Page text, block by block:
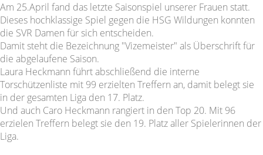
Am 25.April fand das letzte Saisonspiel unserer Frauen statt.
Dieses hochklassige Spiel gegen die HSG Wildungen konnten
die SVR Damen für sich entscheiden.
Damit steht die Bezeichnung "Vizemeister" als Überschrift für
die abgelaufene Saison.
Laura Heckmann führt abschließend die interne
Torschützenliste mit 99 erzielten Treffern an, damit belegt sie
in der gesamten Liga den 17. Platz.
Und auch Caro Heckmann rangiert in den Top 20. Mit 96
erzielen Treffern belegt sie den 19. Platz aller Spielerinnen der
Liga.